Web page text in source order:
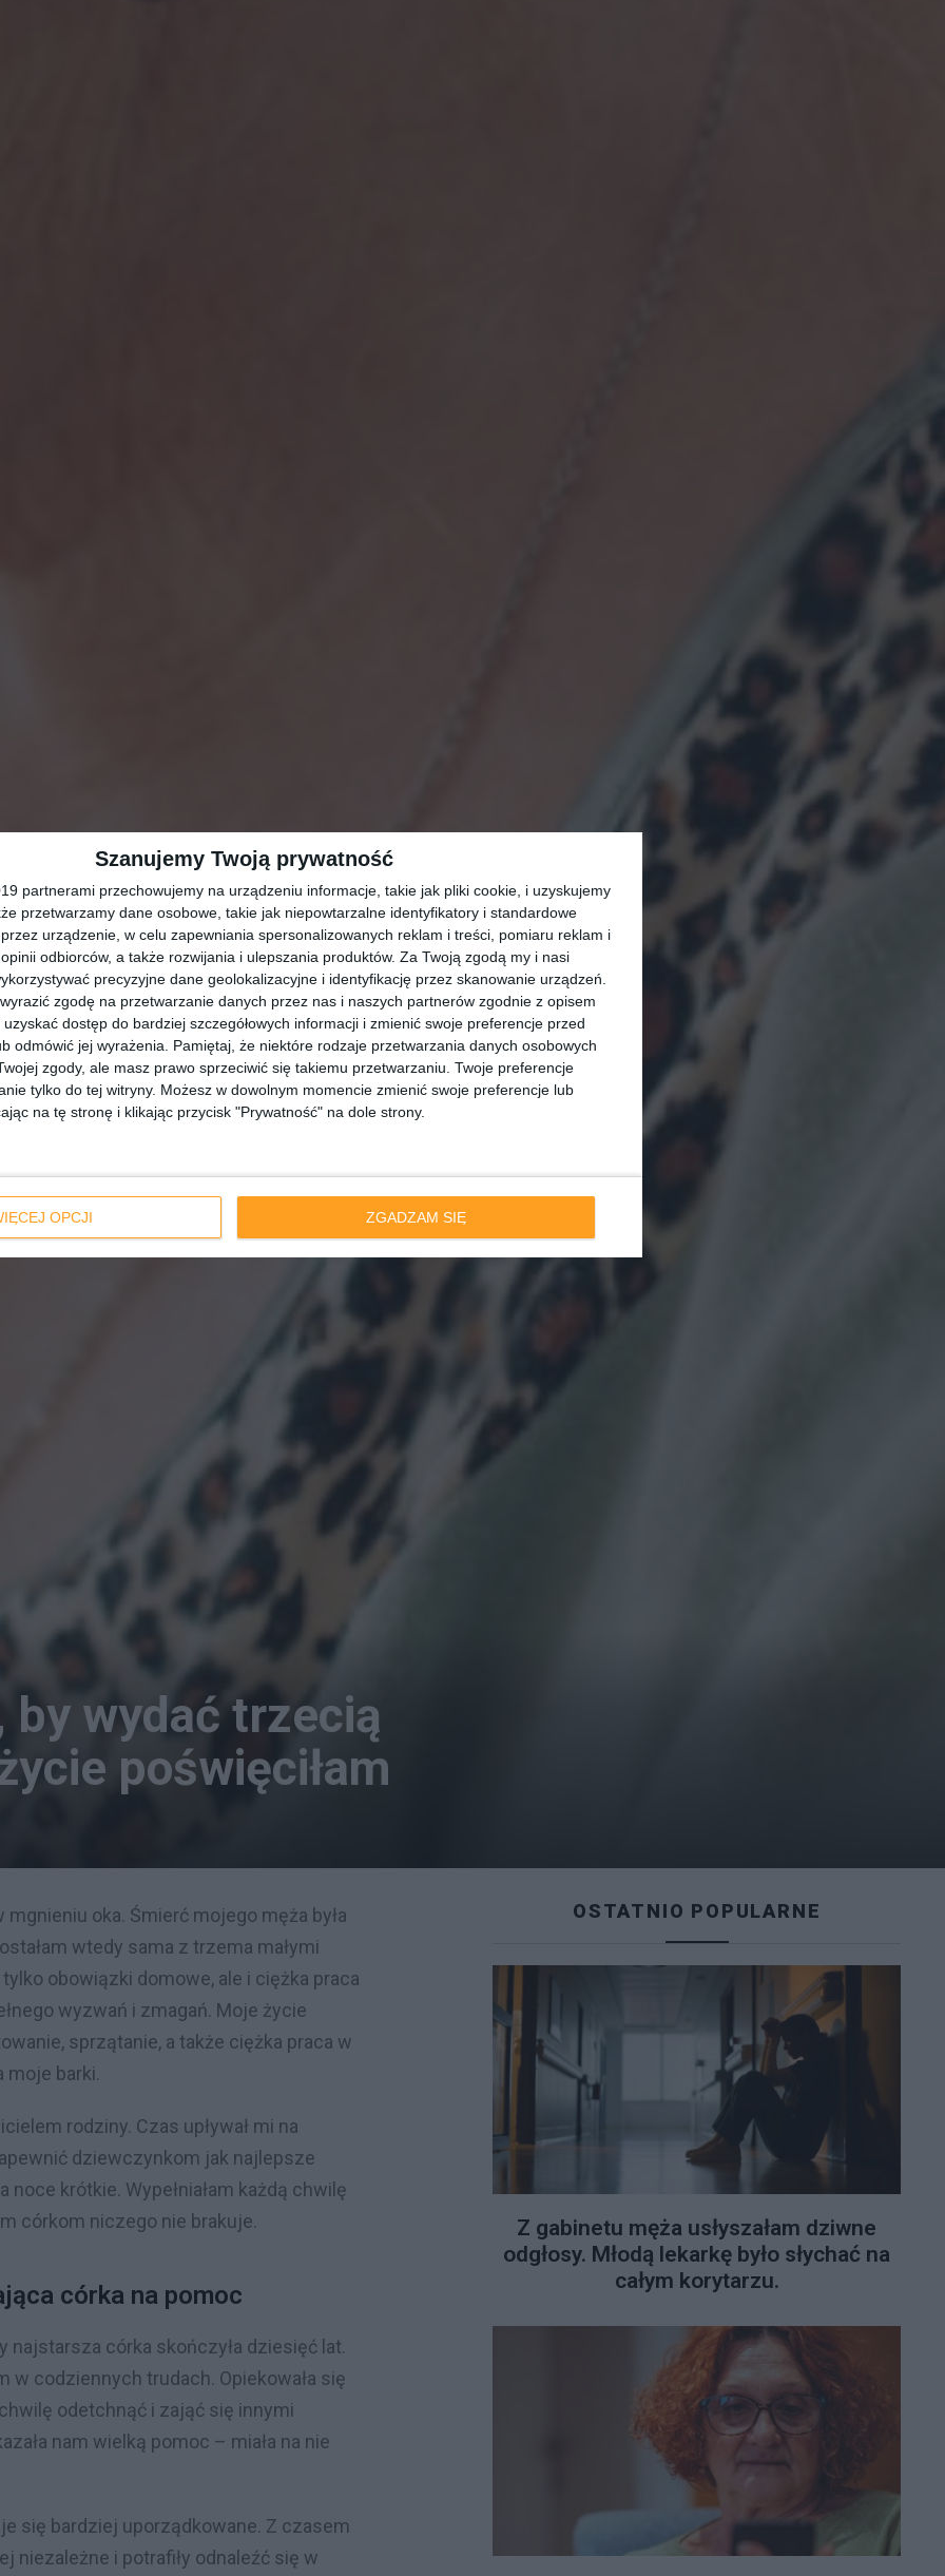
Szanujemy Twoją prywatność
partnerami przechowujemy na urządzeniu informacje, takie jak pliki cookie, i uzyskujemy
przetwarzamy dane osobowe, takie jak niepowtarzalne identyfikatory i standardowe
urządzenie, w celu zapewniania spersonalizowanych reklam i treści, pomiaru reklam i
odbiorców, a także rozwijania i ulepszania produktów. Za Twoją zgodą my i nasi
precyzyjne dane geolokalizacyjne i identyfikację przez skanowanie urządzeń.
zgodę na przetwarzanie danych przez nas i naszych partnerów zgodnie z opisem
dostęp do bardziej szczegółowych informacji i zmienić swoje preferencje przed
odmówić jej wyrażenia.
Pamiętaj, że niektóre rodzaje przetwarzania danych osobowych
zgody, ale masz prawo sprzeciwić się takiemu przetwarzaniu. Twoje preferencje
tylko do tej witryny. Możesz w dowolnym momencie zmienić swoje preferencje lub
na tę stronę i klikając przycisk "Prywatność" na dole strony.
OPCJI ZGADZAM SIĘ
by wydać trzecią
poświęciłam
oka. Śmierć mojego męża była
wtedy sama z trzema małymi
obowiązki domowe, ale i ciężka praca
wyzwań i zmagań. Moje życie
sprzątanie, a także ciężka praca w
moje barki.
rodziny. Czas upływał mi na
dziewczynkom jak najlepsze
noce krótkie. Wypełniałam każdą chwilę
córkom niczego nie brakuje.
córka na pomoc
córka skończyła dziesięć lat.
w codziennych trudach. Opiekowała się
odetchnąć i zająć się innymi
nam wielką pomoc – miała na nie
się bardziej uporządkowane. Z czasem
niezależne i potrafiły odnaleźć się w
OSTATNIO POPULARNE
Z gabinetu męża usłyszałam dziwne
odgłosy. Młodą lekarkę było słychać na
całym korytarzu.